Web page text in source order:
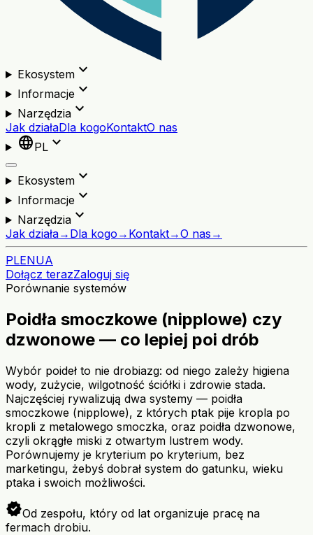
Ekosystemexpand_more
Informacjeexpand_more
Narzędziaexpand_more
Jak działaDla kogoKontaktO nas
languagePL expand_more
Ekosystemexpand_more
Informacjeexpand_more
Narzędziaexpand_more
Jak działa→ Dla kogo → Kontakt→O nas →
PLENUA
Dołącz terazZaloguj się
Porównanie systemów
Poidła smoczkowe (nipplowe) czy
dzwonowe — co lepiej poi drób
Wybór poideł to nie drobiazg: od niego zależy higiena
wody, zużycie, wilgotność ściółki i zdrowie stada.
Najczęściej rywalizują dwa systemy — poidła
smoczkowe (nipplowe), z których ptak pije kropla po
kropli z metalowego smoczka, oraz poidła dzwonowe,
czyli okrągłe miski z otwartym lustrem wody.
Porównujemy je kryterium po kryterium, bez
marketingu, żebyś dobrał system do gatunku, wieku
ptaka i swoich możliwości.
verifiedOd zespołu, który od lat organizuje pracę na
fermach drobiu.